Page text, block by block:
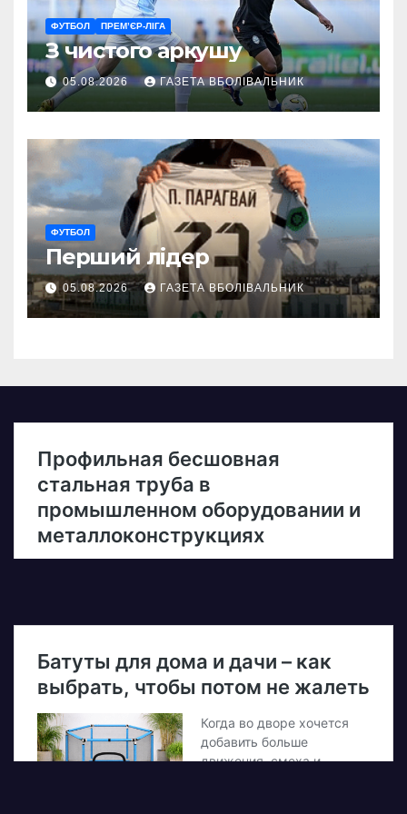
ФУТБОЛ ПРЕМ’ЄР-ЛІГА
З чистого аркушу
05.08.2026 ГАЗЕТА ВБОЛІВАЛЬНИК
ФУТБОЛ
Перший лідер
05.08.2026 ГАЗЕТА ВБОЛІВАЛЬНИК